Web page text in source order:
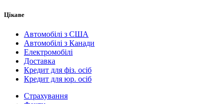
Цікаве
Автомобілі з США
Автомобілі з Канади
Електромобілі
Доставка
Кредит для фіз. осіб
Кредит для юр. осіб
Страхування